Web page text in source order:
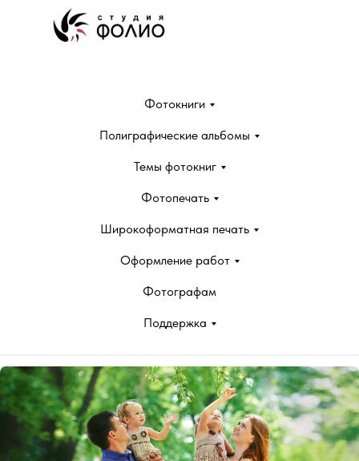
Фотокниги
Полиграфические альбомы
Темы фотокниг
Фотопечать
Широкоформатная печать
Оформление работ
Фотографам
Поддержка